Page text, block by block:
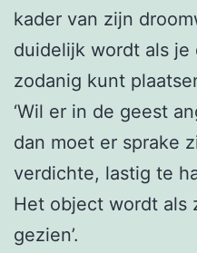
kader van zijn
duidelijk wordt als
zodanig kunt
‘Wil er in de geest
dan moet er sprake
verdichte, lastig te
Het object wordt als
gezien’.